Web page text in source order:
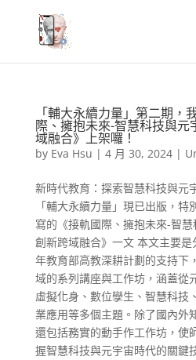
「輔大永續力量」第二期，
際、擁抱未來-智慧科技與元
域融合》上架囉！
by Eva Hsu | 4 月 30, 2024|
新時代教育：探索智慧科技與元
「輔大永續力量」現已出版，
寫的《接軌國際、擁抱未來-智
創新跨域融合》一文 本文主要
年教育部高教深耕計劃的支持下
域的系列講座與工作坊，涵蓋從
虛擬化身、數位孿生、智慧科技
業應用等多個主題。除了國內外
還包括務實的動手作工作坊，使
握智慧科技與元宇宙時代的關鍵